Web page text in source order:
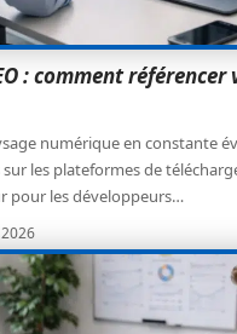
: comment
numérique en constante
les plateformes de
pour les développeurs…